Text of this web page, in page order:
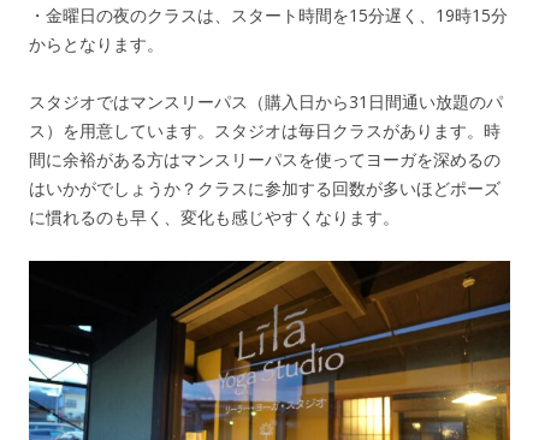
・金曜日の夜のクラスは、スタート時間を15分遅く、19時15分
からとなります。
スタジオではマンスリーパス（購入日から31日間通い放題のパ
ス）を用意しています。スタジオは毎日クラスがあります。時
間に余裕がある方はマンスリーパスを使ってヨーガを深めるの
はいかがでしょうか？クラスに参加する回数が多いほどポーズ
に慣れるのも早く、変化も感じやすくなります。